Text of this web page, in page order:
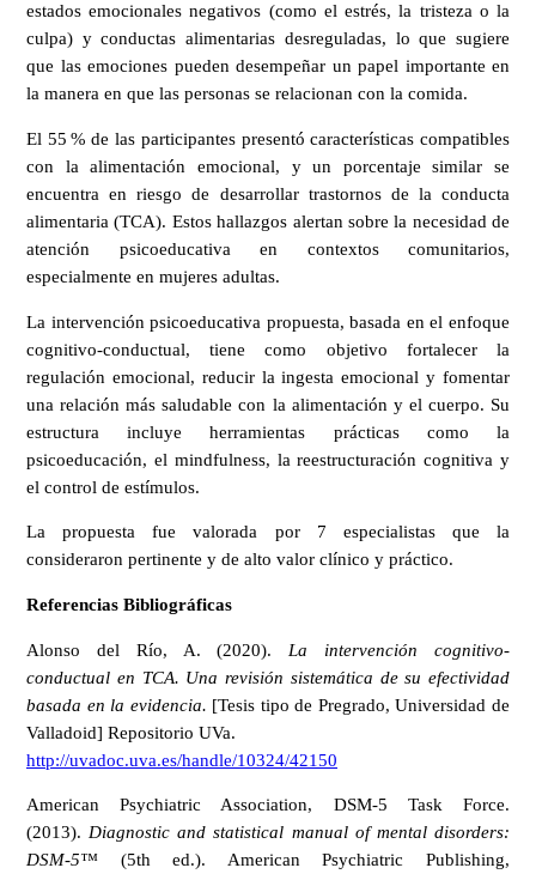
estados emocionales negativos (como el estrés, la tristeza o la
culpa) y conductas alimentarias desreguladas, lo que sugiere
que las emociones pueden desempeñar un papel importante en
la manera en que las personas se relacionan con la comida.
El 55 % de las participantes presentó características compatibles
con la alimentación emocional, y un porcentaje similar se
encuentra en riesgo de desarrollar trastornos de la conducta
alimentaria (TCA). Estos hallazgos alertan sobre la necesidad de
atención psicoeducativa en contextos comunitarios,
especialmente en mujeres adultas.
La intervención psicoeducativa propuesta, basada en el enfoque
cognitivo-conductual, tiene como objetivo fortalecer la
regulación emocional, reducir la ingesta emocional y fomentar
una relación más saludable con la alimentación y el cuerpo. Su
estructura incluye herramientas prácticas como la
psicoeducación, el mindfulness, la reestructuración cognitiva y
el control de estímulos.
La propuesta fue valorada por 7 especialistas que la
consideraron pertinente y de alto valor clínico y práctico.
Referencias Bibliográficas
Alonso del Río, A. (2020). La intervención cognitivo-
conductual en TCA. Una revisión sistemática de su efectividad
basada en la evidencia. [Tesis tipo de Pregrado, Universidad de
Valladoid] Repositorio UVa.
http://uvadoc.uva.es/handle/10324/42150
American Psychiatric Association, DSM-5 Task Force.
(2013).Diagnostic and statistical manual of mental disorders:
DSM-5™ (5th ed.). American Psychiatric Publishing,